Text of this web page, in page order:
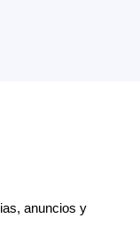
anuncios y